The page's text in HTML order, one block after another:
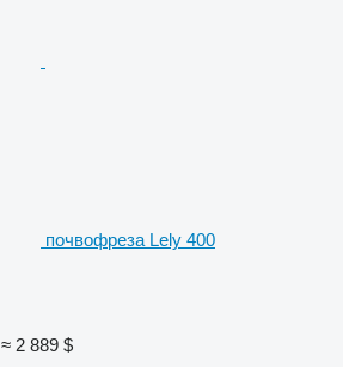
почвофреза Lely 400
≈ 2 889 $